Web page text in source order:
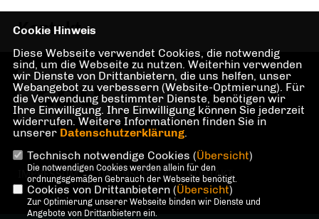
Kontakt
Internetseite der
CDU Schöneberger
Westen
IMPRESSUM DATENSCHUTZ KONTAKT
Cookie Hinweis
Diese Webseite verwendet Cookies, die notwendig
sind, um die Webseite zu nutzen. Weiterhin verwenden
wir Dienste von Drittanbietern, die uns helfen, unser
Webangebot zu verbessern (Website-Optmierung). Für
die Verwendung bestimmter Dienste, benötigen wir
Ihre Einwilligung. Ihre Einwilligung können Sie jederzeit
widerrufen. Weitere Informationen finden Sie in
unserer Datenschutzerklärung.
Technisch notwendige Cookies (Übersicht)
Die notwendigen Cookies werden allein für den
ordnungsgemäßen Gebrauch der Webseite benötigt.
Cookies von Drittanbietern (Übersicht)
Zur Optimierung unserer Webseite binden wir Dienste und
Angebote von Drittanbietern ein.